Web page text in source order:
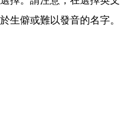
生僻或難以發音的名字。